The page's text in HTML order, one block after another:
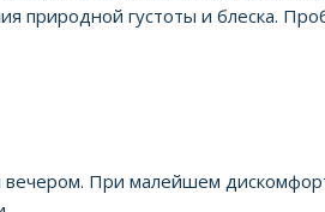
природной густоты и блеска.
При малейшем